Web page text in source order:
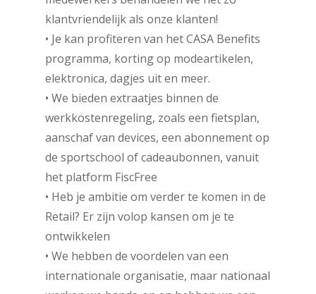
klantvriendelijk als onze klanten!
• Je kan profiteren van het CASA Benefits
programma, korting op modeartikelen,
elektronica, dagjes uit en meer.
• We bieden extraatjes binnen de
werkkostenregeling, zoals een fietsplan,
aanschaf van devices, een abonnement op
de sportschool of cadeaubonnen, vanuit
het platform FiscFree
• Heb je ambitie om verder te komen in de
Retail? Er zijn volop kansen om je te
ontwikkelen
• We hebben de voordelen van een
internationale organisatie, maar nationaal